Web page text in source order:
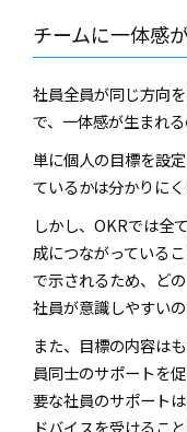
チームに一体感
社員全員が同じ方向
で、一体感が生まれる
単に個人の目標を設
ているかは分かりにく
しかし、OKRでは全
成につながっている
で示されるため、ど
社員が意識しやすいの
また、目標の内容は
員同士のサポートを
要な社員のサポート
ドバイスを受けること